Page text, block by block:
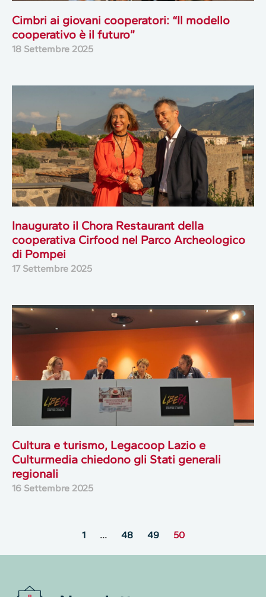
Cimbri ai giovani cooperatori: “Il modello
cooperativo è il futuro”
18 Settembre 2025
Inaugurato il Chora Restaurant della
cooperativa Cirfood nel Parco Archeologico
di Pompei
17 Settembre 2025
Cultura e turismo, Legacoop Lazio e
Culturmedia chiedono gli Stati generali
regionali
16 Settembre 2025
1 … 48 49 50